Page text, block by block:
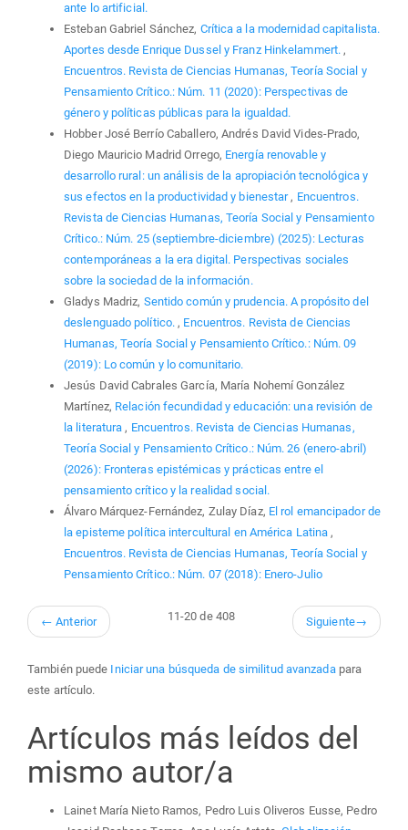
ante lo artificial.
Esteban Gabriel Sánchez, Crítica a la modernidad capitalista.
Aportes desde Enrique Dussel y Franz Hinkelammert.,
Encuentros. Revista de Ciencias Humanas, Teoría Social y
Pensamiento Crítico.: Núm. 11 (2020): Perspectivas de
género y políticas públicas para la igualdad.
Hobber José Berrío Caballero, Andrés David Vides-Prado,
Diego Mauricio Madrid Orrego, Energía renovable y
desarrollo rural: un análisis de la apropiación tecnológica y
sus efectos en la productividad y bienestar, Encuentros.
Revista de Ciencias Humanas, Teoría Social y Pensamiento
Crítico.: Núm. 25 (septiembre-diciembre) (2025): Lecturas
contemporáneas a la era digital. Perspectivas sociales
sobre la sociedad de la información.
Gladys Madriz, Sentido común y prudencia. A propósito del
deslenguado político., Encuentros. Revista de Ciencias
Humanas, Teoría Social y Pensamiento Crítico.: Núm. 09
(2019): Lo común y lo comunitario.
Jesús David Cabrales García, María Nohemí González
Martínez, Relación fecundidad y educación: una revisión de
la literatura, Encuentros. Revista de Ciencias Humanas,
Teoría Social y Pensamiento Crítico.: Núm. 26 (enero-abril)
(2026): Fronteras epistémicas y prácticas entre el
pensamiento crítico y la realidad social.
Álvaro Márquez-Fernández, Zulay Díaz, El rol emancipador de
la episteme política intercultural en América Latina,
Encuentros. Revista de Ciencias Humanas, Teoría Social y
Pensamiento Crítico.: Núm. 07 (2018): Enero-Julio
← Anterior 11-20 de 408 Siguiente→
También puede Iniciar una búsqueda de similitud avanzadapara
este artículo.
Artículos más leídos del
mismo autor/a
Lainet María Nieto Ramos, Pedro Luis Oliveros Eusse, Pedro